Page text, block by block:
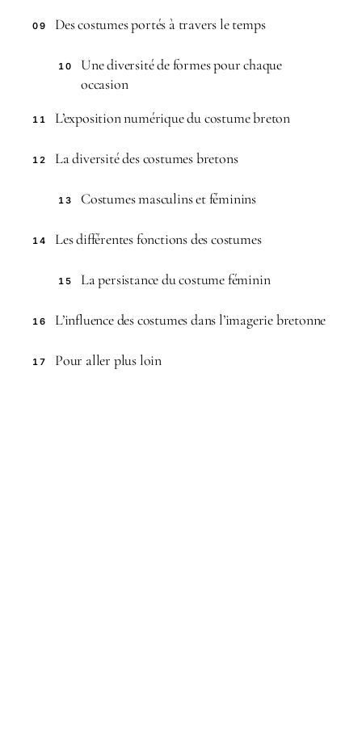
09 Des costumes portés à travers le temps
10
Une diversité de formes pour chaque
occasion
11 L’exposition numérique du costume breton
12 La diversité des costumes bretons
13 Costumes masculins et féminins
14 Les différentes fonctions des costumes
15 La persistance du costume féminin
16 L’influence des costumes dans l’imagerie bretonne
17 Pour aller plus loin